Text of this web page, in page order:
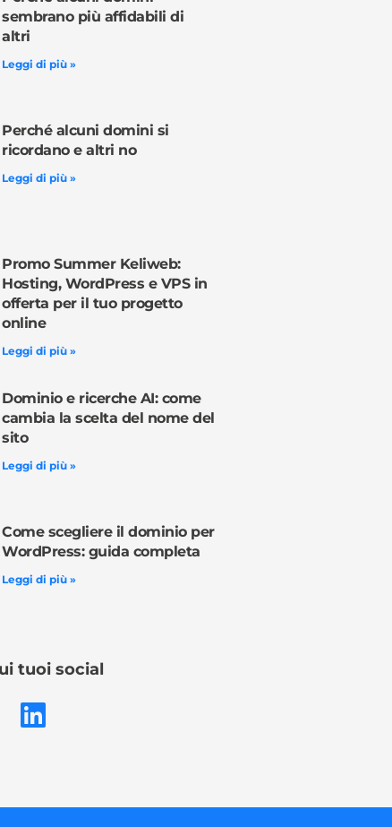
sembrano più affidabili di
altri
Leggi di più »
Perché alcuni domini si
ricordano e altri no
Leggi di più »
Promo Summer Keliweb:
Hosting, WordPress e VPS in
offerta per il tuo progetto
online
Leggi di più »
Dominio e ricerche AI: come
cambia la scelta del nome del
sito
Leggi di più »
Come scegliere il dominio per
WordPress: guida completa
Leggi di più »
tuoi social